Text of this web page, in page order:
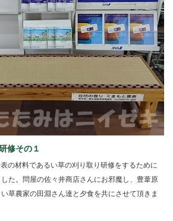
修その１
の材料であるい草の刈り取り研修をするために
た。問屋の佐々井商店さんにお邪魔し、豊葦原
草農家の田淵さん達と夕食を共にさせて頂きま